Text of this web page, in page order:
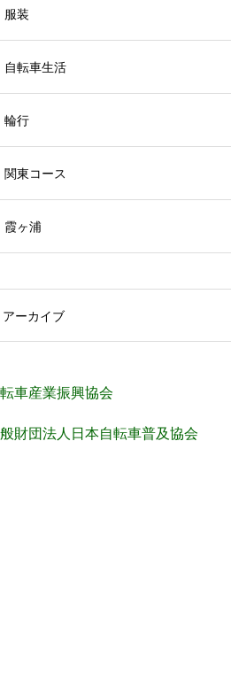
服装
自転車生活
輪行
関東コース
霞ヶ浦
アーカイブ
車産業振興協会
財団法人日本自転車普及協会